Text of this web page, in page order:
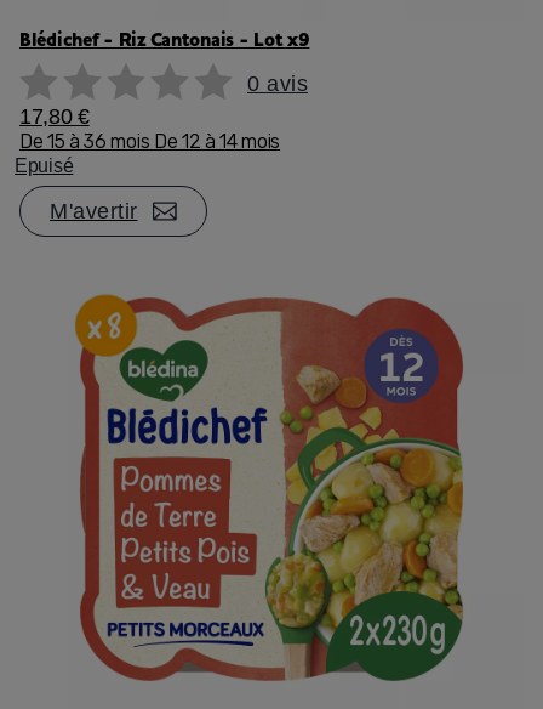
Blédichef - Riz Cantonais - Lot x9
0 avis
17,80 €
De 15 à 36 mois De 12 à 14 mois
Epuisé
M'avertir